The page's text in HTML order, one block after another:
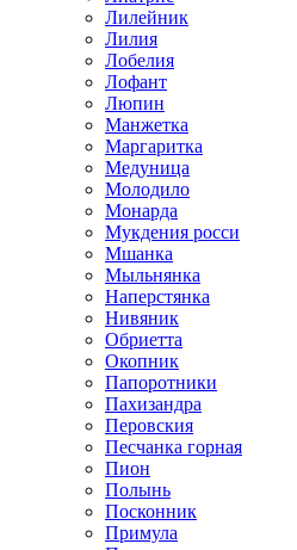
Лилейник
Лилия
Лобелия
Лофант
Люпин
Манжетка
Маргаритка
Медуница
Молодило
Монарда
Мукдения росси
Мшанка
Мыльнянка
Наперстянка
Нивяник
Обриетта
Окопник
Папоротники
Пахизандра
Перовския
Песчанка горная
Пион
Полынь
Посконник
Примула